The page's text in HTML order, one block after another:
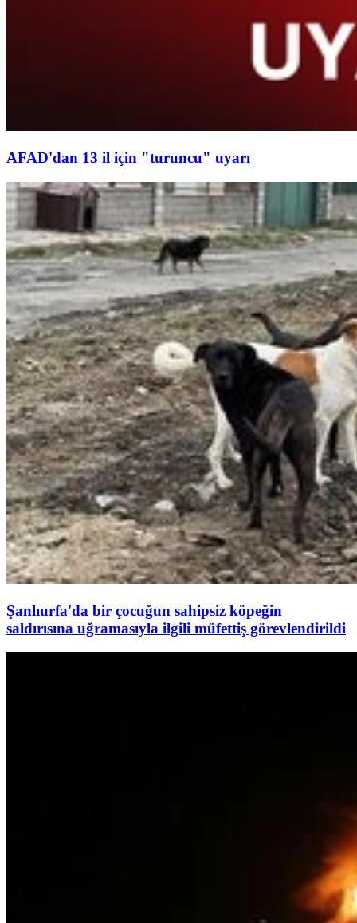
AFAD'dan 13 il için "turuncu" uyarı
Şanlıurfa'da bir çocuğun sahipsiz köpeğin
saldırısına uğramasıyla ilgili müfettiş görevlendirildi